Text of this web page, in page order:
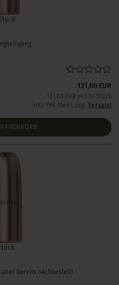
121,00 EUR
121,00 EUR pro 50 Stück
inkl. 19% MwSt. zzgl. Versand
aber bereits nachbestellt